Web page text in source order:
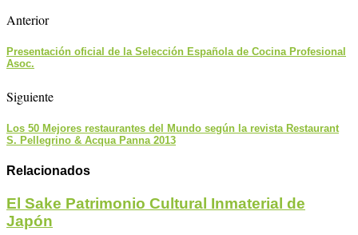
Anterior
Presentación oficial de la Selección Española de Cocina Profesional
Asoc.
Siguiente
Los 50 Mejores restaurantes del Mundo según la revista Restaurant
S. Pellegrino & Acqua Panna 2013
Relacionados
El Sake Patrimonio Cultural Inmaterial de
Japón